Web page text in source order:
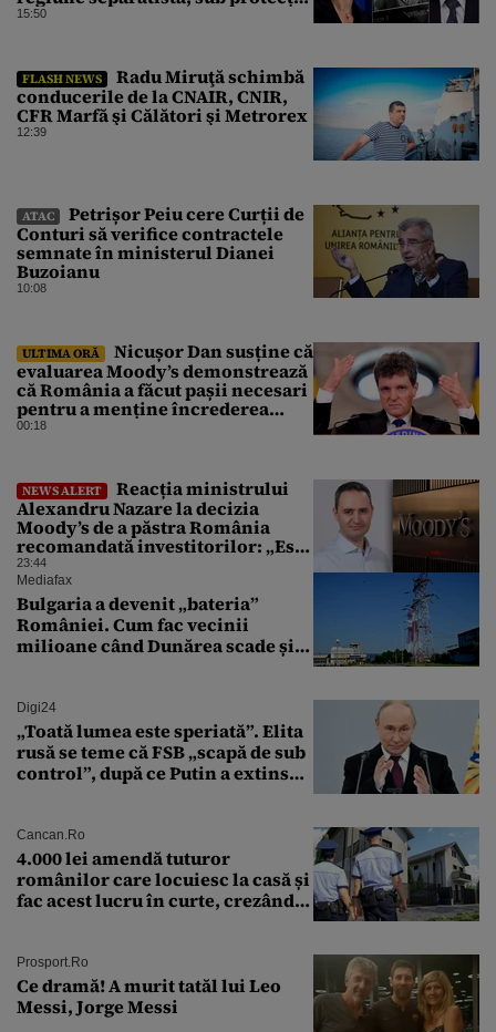
Rusiei
15:50
FLASH NEWS
Radu Miruţă schimbă
conducerile de la CNAIR, CNIR,
CFR Marfă şi Călători şi Metrorex
12:39
ATAC
Petrișor Peiu cere Curții de
Conturi să verifice contractele
semnate în ministerul Dianei
Buzoianu
10:08
ULTIMA ORĂ
Nicușor Dan susține că
evaluarea Moody’s demonstrează
că România a făcut pașii necesari
pentru a menține încrederea
investitorilor: „Totuși,
00:18
NEWS ALERT
Reacția ministrului
Alexandru Nazare la decizia
Moody’s de a păstra România
recomandată investitorilor: „Este
un răgaz, dar în niciun caz un
motiv de relaxare”
23:44
Mediafax
Bulgaria a devenit „bateria”
României. Cum fac vecinii
milioane când Dunărea scade și
Digi24
„Toată lumea este speriată”. Elita
rusă se teme că FSB „scapă de sub
control”, după ce Putin a extins
Cancan.ro
4.000 lei amendă tuturor
românilor care locuiesc la casă și
fac acest lucru în curte, crezând
Prosport.ro
Ce dramă! A murit tatăl lui Leo
Messi, Jorge Messi